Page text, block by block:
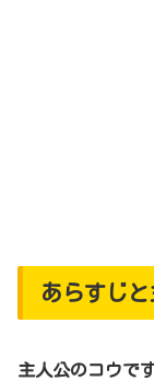
あらすじ
主人公のコウです